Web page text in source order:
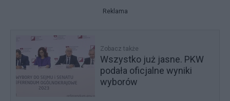
Reklama
Zobacz także
Wszystko już jasne. PKW
podała oficjalne wyniki
wyborów